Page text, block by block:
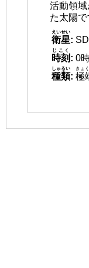
活動領
た太陽で
衛星
えいせい
:
時刻
じこく
: 0
種類
しゅるい
: 極
きょ